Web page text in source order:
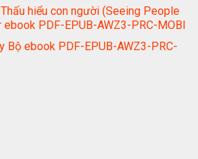
hiểu con người (Seeing People
PDF-EPUB-AWZ3-PRC-MOBI
Bộ ebook PDF-EPUB-AWZ3-PRC-